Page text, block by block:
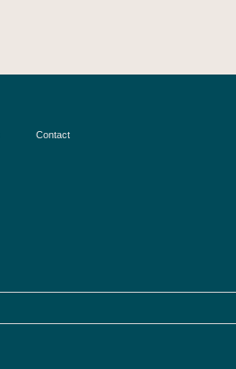
Contact